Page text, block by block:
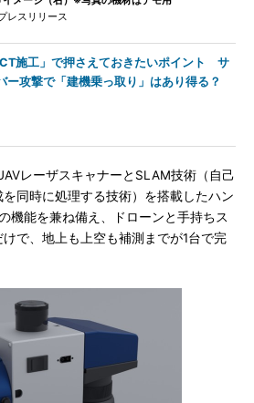
レスリリース
施工」で押さえておきたいポイント サ
ー攻撃で「建機乗っ取り」はあり得る？
レーザスキャナーとSLAM技術（自己
同時に処理する技術）を搭載したハン
機能を兼ね備え、ドローンと手持ちス
で、地上も上空も補測までが1台で完